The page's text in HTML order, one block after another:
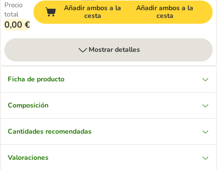
Precio
total
0,00 €
Añadir ambos a la
cesta
Añadir ambos a la
cesta
Mostrar detalles
Ficha de producto
Composición
Cantidades recomendadas
Valoraciones